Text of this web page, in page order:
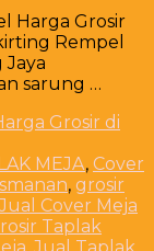
Harga Grosir
Rempel
Jaya
sarung …
MEJA, Cover
, grosir
Jual Cover Meja
Taplak
,Jual Taplak